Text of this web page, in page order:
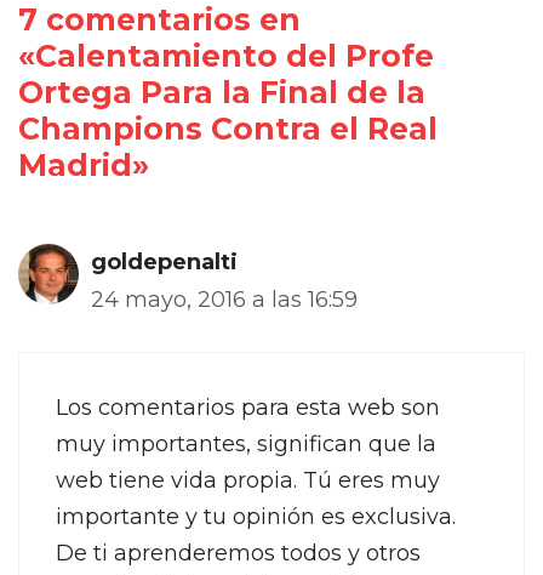
7 comentarios en
«Calentamiento del Profe
Ortega Para la Final de la
Champions Contra el Real
Madrid»
goldepenalti
24 mayo, 2016 a las 16:59
Los comentarios para esta web son
muy importantes, significan que la
web tiene vida propia. Tú eres muy
importante y tu opinión es exclusiva.
De ti aprenderemos todos y otros